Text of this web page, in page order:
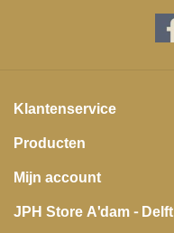
Klantenservice
Producten
Mijn account
JPH Store A'dam - Delft